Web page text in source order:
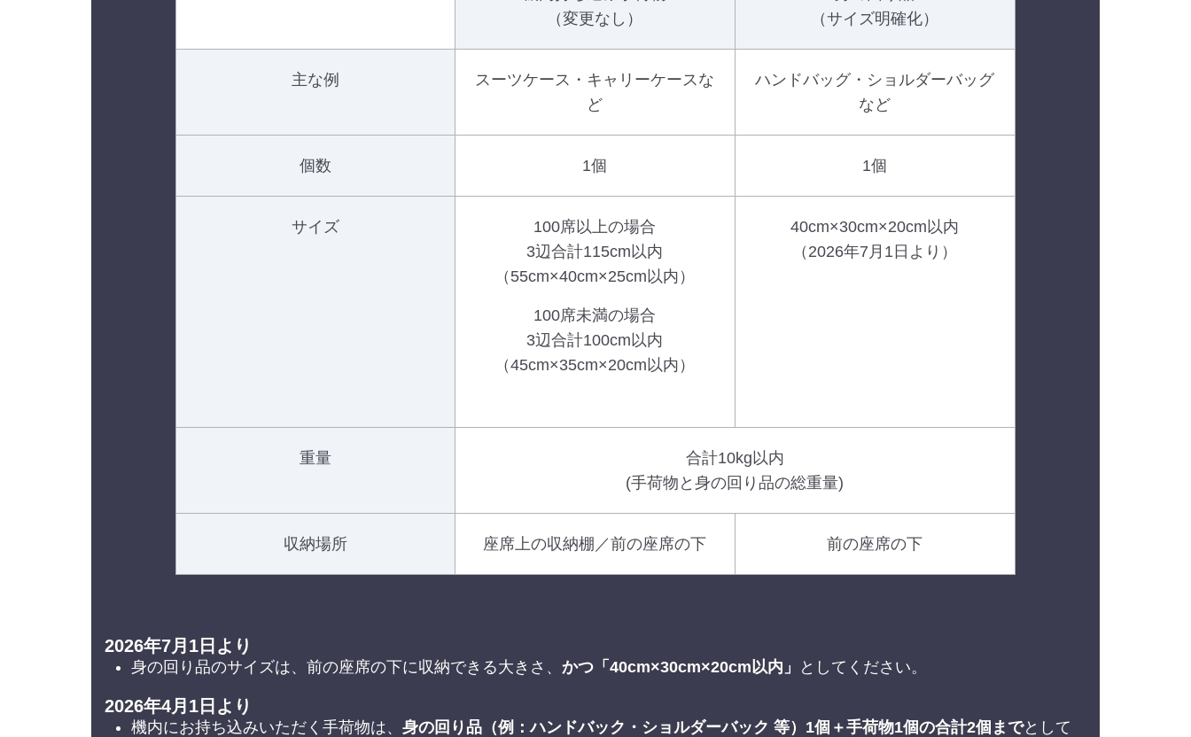
（変更なし）
（サイズ明確化）
主な例
スーツケース・キャリーケースな
ど
ハンドバッグ・ショルダーバッグ
など
個数 1個 1個
サイズ
100席以上の場合
3辺合計115cm以内
（55cm×40cm×25cm以内）
100席未満の場合
3辺合計100cm以内
（45cm×35cm×20cm以内）
40cm×30cm×20cm以内
（2026年7月1日より）
重量
合計10kg以内
(手荷物と身の回り品の総重量)
収納場所 座席上の収納棚／前の座席の下 前の座席の下
2026年7月1日より
身の回り品のサイズは、前の座席の下に収納できる大きさ、 かつ「40cm×30cm×20cm以内」 としてください。
2026年4月1日より
機内にお持ち込みいただく手荷物は、 身の回り品（例：ハンドバック・ショルダーバック 等）1個＋手荷物1個の合計2個までとして